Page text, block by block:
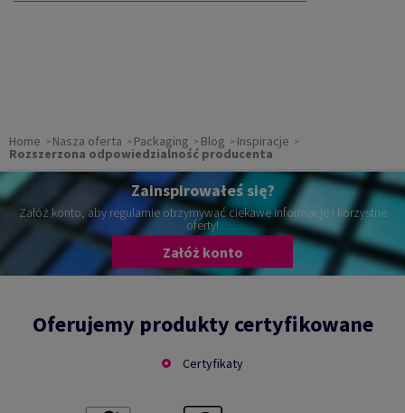
Home Nasza oferta Packaging Blog Inspiracje
Rozszerzona odpowiedzialność producenta
Zainspirowałeś się?
Załóż konto, aby regularnie otrzymywać ciekawe informacje i korzystne
oferty!
Załóż konto
Oferujemy produkty certyfikowane
Certyfikaty